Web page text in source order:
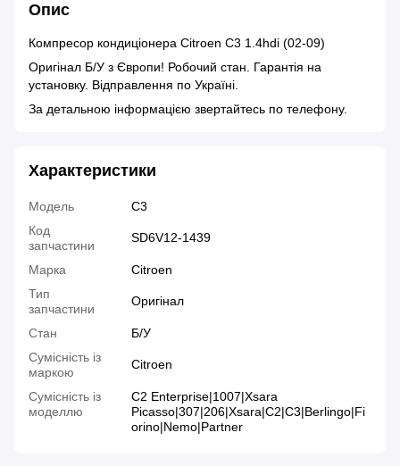
Опис
Компресор кондиціонера Citroen C3 1.4hdi (02-09)
Оригінал Б/У з Європи! Робочий стан. Гарантія на
установку. Відправлення по Україні.
За детальною інформацією звертайтесь по телефону.
Характеристики
Модель
C3
Код
запчастини
SD6V12-1439
Марка
Citroen
Тип
запчастини
Оригінал
Стан
Б/У
Сумісність із
маркою
Citroen
Сумісність із
моделлю
C2 Enterprise|1007|Xsara
Picasso|307|206|Xsara|C2|C3|Berlingo|Fi
orino|Nemo|Partner